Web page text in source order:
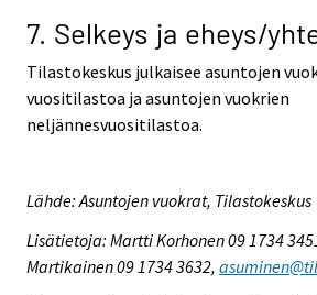
7. Selkeys ja eheys/
Tilastokeskus julkaisee asuntojen
vuositilastoa ja asuntojen vuokrien
neljännesvuositilastoa.
Lähde: Asuntojen vuokrat, Tilastokeskus
Lisätietoja: Martti Korhonen 09 1734
Martikainen 09 1734 3632,